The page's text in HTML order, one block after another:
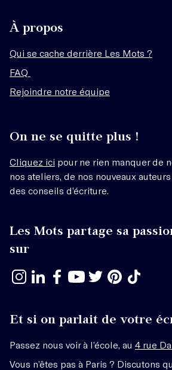
À propos
Qui se cache derrière Les Mots ?
FAQ
Rejoindre notre équipe
On ne se quitte plus !
Cliquez ici pour ne rien manquer de
nos ateliers, de nos nouveaux
des conseils d’écriture.
Les Mots partage sa
sur
Et si on parlait de votre
Passez nous voir à l’école, au 4 rue
Vous n’êtes pas à Paris ? Discutons